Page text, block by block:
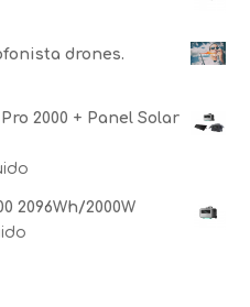
drones.
2000 + Panel Solar
2096Wh/2000W